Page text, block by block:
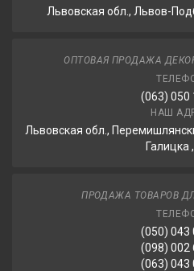
Львовская обл., Львов-
ОПТОВАЯ ПРОДАЖА
(063) 050
НАШ
Львовская обл.,
Галицка
ПРОДАЖА ТОВАРОВ
(050) 043
(098) 002
(063) 043